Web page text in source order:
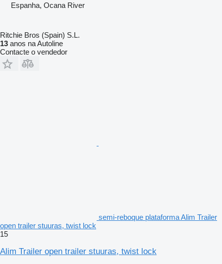
Espanha, Ocana River
Ritchie Bros (Spain) S.L.
13 anos na Autoline
Contacte o vendedor
semi-reboque plataforma Alim Trailer
open trailer stuuras, twist lock
15
Alim Trailer open trailer stuuras, twist lock